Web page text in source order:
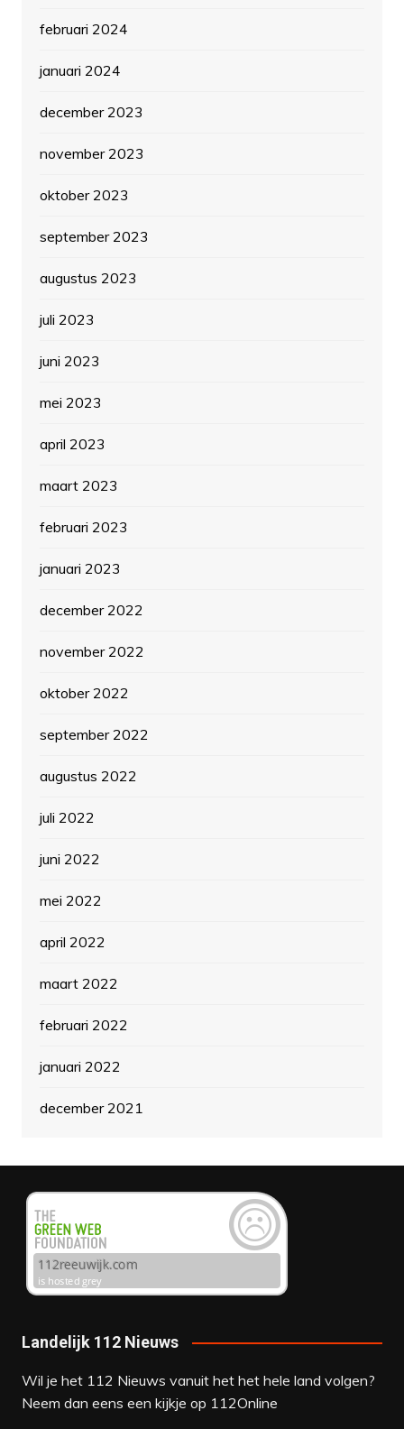
februari 2024
januari 2024
december 2023
november 2023
oktober 2023
september 2023
augustus 2023
juli 2023
juni 2023
mei 2023
april 2023
maart 2023
februari 2023
januari 2023
december 2022
november 2022
oktober 2022
september 2022
augustus 2022
juli 2022
juni 2022
mei 2022
april 2022
maart 2022
februari 2022
januari 2022
december 2021
Landelijk 112 Nieuws
Wil je het 112 Nieuws vanuit het het hele land volgen?
Neem dan eens een kijkje op 112Online